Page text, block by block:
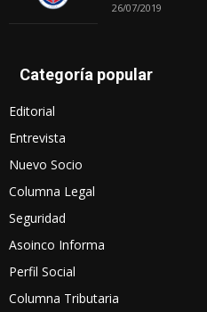
26/07/2019
Categoría popular
Editorial
Entrevista
Nuevo Socio
Columna Legal
Seguridad
Asoinco Informa
Perfil Social
Columna Tributaria